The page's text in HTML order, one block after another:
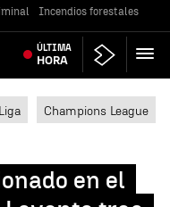
Incendios forestales
ÚLTIMA
HORA
Champions League
en el